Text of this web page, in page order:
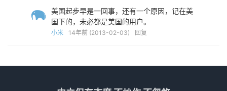
美国起步早是一回事，还有一个原因，记在美
国下的，未必都是美国的用户。
小米 14年前 (2013-02-03) 回复